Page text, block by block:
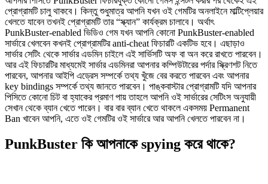
প্রোগ্রামটি চালু থাকবে। কিন্তু শুধুমাত্র আপনি যখন ওই গেমটির অনলাইনে মাল্টিপ্লেয়ার
খেলতে যাবেন তখনই প্রোগ্রামটি তার “স্ক্যান” কার্যক্রম চালাবে। অর্থাৎ
PunkBuster-enabled ভিডিও গেম যখন আপনি কোনো PunkBuster-enabled
সার্ভারে খেলবেন কখনই প্রোগ্রামটির anti-cheat ফিচারটি একটিভ হবে। এছাড়াও
সার্ভার সেটিং থেকে সার্ভার এডমিন চাইলে এই সার্ভিসটি অফ বা অন করে রাখতে পারবেন।
আর এই ফিচারটির মাধ্যমেই সার্ভার এডমিনরা আপনার কম্পিউটারের পর্দার স্ক্রিণশট নিতে
পারবেন, আপনার আইপি এড্রেস সম্পর্কে তথ্য খুঁজে বের করতে পারবেন এবং আপনার
key bindings সম্পর্কে তথ্য জানতে পারবেন। পাঙ্কবাস্টার প্রোগ্রামটি যদি আপনার
পিসিতে কোনো চিট বা হ্যাকের প্রমাণ পায় তাহলে আপনি ওই সার্ভারের সেটিংস অনুযায়ী
সেখান থেকে ব্যান খেতে পারেন। বার বার ব্যান খেতে থাকলে একসময় Permanent
Ban খাবেন আপনি, এতে ওই গেমটির ওই সার্ভারে আর আপনি খেলতে পারবেন না।
PunkBuster কি আপনাকে spying করে থাকে?